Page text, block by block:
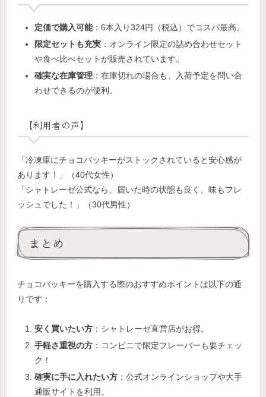
定価で購入可能：6本入り324円（税込）でコスパ最高。
限定セットも充実：オンライン限定の詰め合わせセット
や食べ比べセットが販売されています。
確実な在庫管理：在庫切れの場合も、入荷予定を問い合
わせできるのが便利。
【利用者の声】
「冷凍庫にチョコバッキーがストックされていると安心感が
あります！」（40代女性）
「シャトレーゼ公式なら、届いた時の状態も良く、味もフレ
ッシュでした！」（30代男性）
まとめ
チョコバッキーを購入する際のおすすめポイントは以下の通
りです：
安く買いたい方：シャトレーゼ直営店がお得。
手軽さ重視の方：コンビニで限定フレーバーも要チェッ
ク！
確実に手に入れたい方：公式オンラインショップや大手
通販サイトを利用。